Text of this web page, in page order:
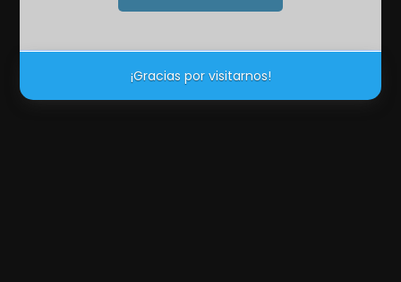
¡Gracias por visitarnos!